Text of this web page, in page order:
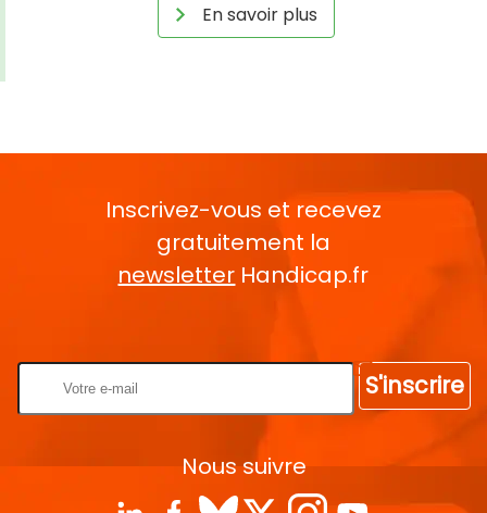
En savoir plus
Inscrivez-vous et recevez
gratuitement la
newsletter Handicap.fr
S'inscrire
Nous suivre